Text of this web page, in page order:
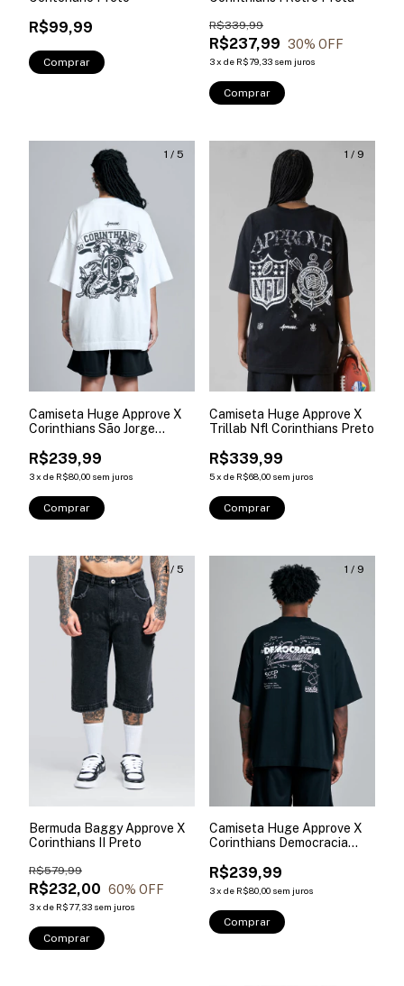
R$99,99
Comprar
R$237,99
R$339,99
30% OFF
3x de R$79,33 sem juros
Comprar
1 / 5
Camiseta Huge Approve X
Corinthians São Jorge
R$239,99
3x de R$80,00 sem juros
Comprar
1 / 9
Camiseta Huge Approve X
Trillab Nfl Corinthians Preto
R$339,99
5x de R$68,00 sem juros
Comprar
1/ 5
Bermuda Baggy Approve X
Corinthians II Preto
R$232,00
R$579,99
60% OFF
3x de R$77,33 sem juros
Comprar
1 / 9
Camiseta Huge Approve X
Corinthians Democracia
R$239,99
3x de R$80,00 sem juros
Comprar